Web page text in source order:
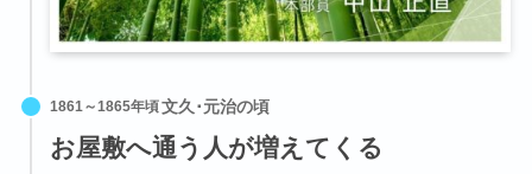
1861～1865年頃
お屋敷へ通う人が増えてくる